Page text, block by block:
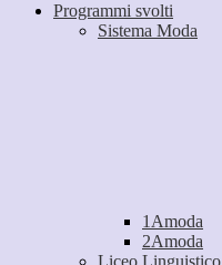
Programmi svolti
Sistema Moda
1Amoda
2Amoda